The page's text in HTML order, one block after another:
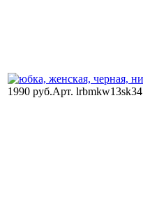
1990 руб.Арт. lrbmkw13sk34